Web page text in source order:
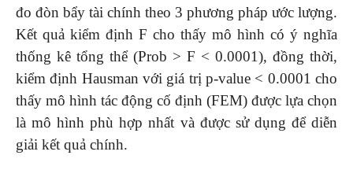
đo đòn bẩy tài chính theo 3 phương pháp ước lượng.
Kết quả kiểm định F cho thấy mô hình có ý nghĩa
thống kê tổng thể (Prob > F < 0.0001), đồng thời,
kiểm định Hausman với giá trị p-value < 0.0001 cho
thấy mô hình tác động cố định (FEM) được lựa chọn
là mô hình phù hợp nhất và được sử dụng để diễn
giải kết quả chính.